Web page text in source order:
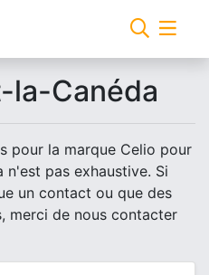
la-Canéda
pour la marque Celio pour
pas exhaustive. Si
un contact ou que des
merci de nous contacter